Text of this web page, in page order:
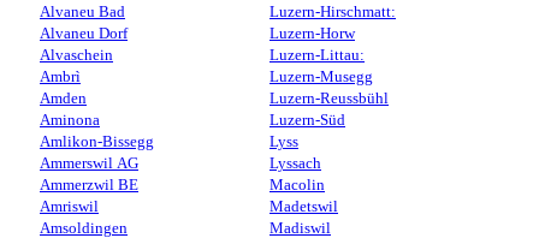
Alvaneu Bad
Alvaneu Dorf
Alvaschein
Ambrì
Amden
Aminona
Amlikon-Bissegg
Ammerswil AG
Ammerzwil BE
Amriswil
Amsoldingen
Luzern-Hirschmatt:
Luzern-Horw
Luzern-Littau:
Luzern-Musegg
Luzern-Reussbühl
Luzern-Süd
Lyss
Lyssach
Macolin
Madetswil
Madiswil